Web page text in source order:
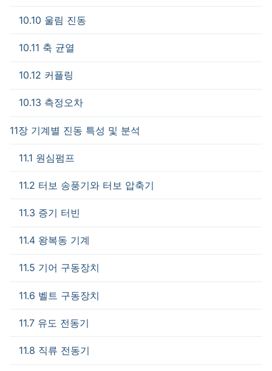
10.10 울림 진동
10.11 축 균열
10.12 커플링
10.13 측정오차
11장 기계별 진동 특성 및 분석
11.1 원심펌프
11.2 터보 송풍기와 터보 압축기
11.3 증기 터빈
11.4 왕복동 기계
11.5 기어 구동장치
11.6 벨트 구동장치
11.7 유도 전동기
11.8 직류 전동기